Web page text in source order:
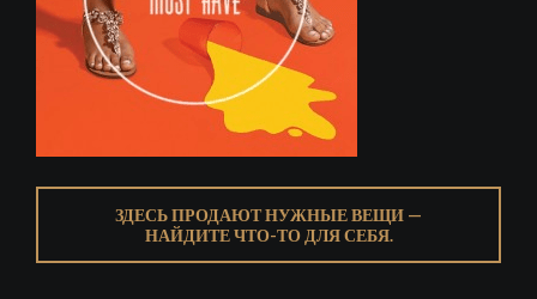
ЗДЕСЬ ПРОДАЮТ НУЖНЫЕ ВЕЩИ —
НАЙДИТЕ ЧТО-ТО ДЛЯ СЕБЯ.